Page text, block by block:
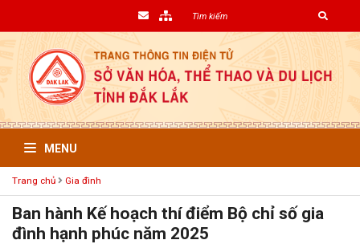
MENU
Trang chủ Gia đình
Ban hành Kế hoạch thí điểm Bộ chỉ số gia
đình hạnh phúc năm 2025